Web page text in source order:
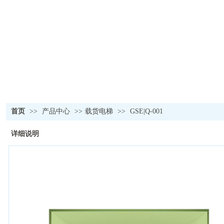
首页 >> 产品中心 >> 载货电梯 >> GSE|Q-001
详细说明